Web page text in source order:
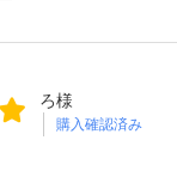
ろ様
購入確認済み